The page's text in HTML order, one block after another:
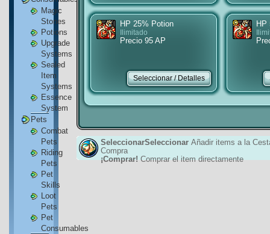
Magic
Stones
Potions
Upgrade
Systems
Sealed
Item
Systems
Essence
System
Pets
Combat
Pets
Riding
Pets
Pet
Skills
Loot
Pets
Pet
Consumables
HP 25% Potion
Ilimitado
Precio 95 AP
HP
SeleccionarSeleccionar Añadir items a la
Compra
¡Comprar! Comprar el item directamente